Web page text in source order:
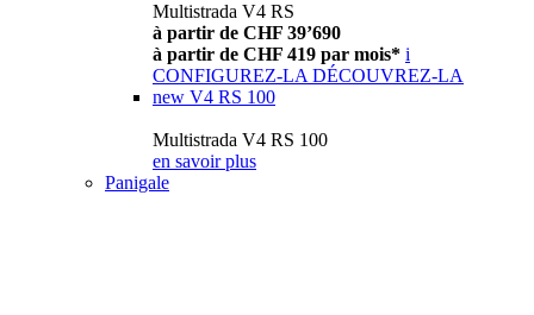
Multistrada V4 RS
à partir de CHF 39’690
à partir de CHF 419 par mois* i
CONFIGUREZ-LA DÉCOUVREZ-LA
new V4 RS 100
Multistrada V4 RS 100
en savoir plus
Panigale